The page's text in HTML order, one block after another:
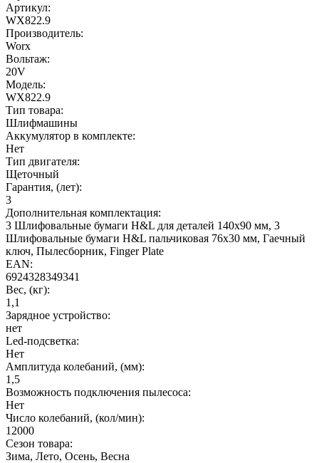
Артикул:
WX822.9
Производитель:
Worx
Вольтаж:
20V
Модель:
WX822.9
Тип товара:
Шлифмашины
Аккумулятор в комплекте:
Нет
Тип двигателя:
Щеточный
Гарантия, (лет):
3
Дополнительная комплектация:
3 Шлифовальные бумаги H&L для деталей 140x90 мм, 3
Шлифовальные бумаги H&L пальчиковая 76x30 мм, Гаечный
ключ, Пылесборник, Finger Plate
EAN:
6924328349341
Вес, (кг):
1,1
Зарядное устройство:
нет
Led-подсветка:
Нет
Амплитуда колебаний, (мм):
1,5
Возможность подключения пылесоса:
Нет
Число колебаний, (кол/мин):
12000
Сезон товара:
Зима, Лето, Осень, Весна